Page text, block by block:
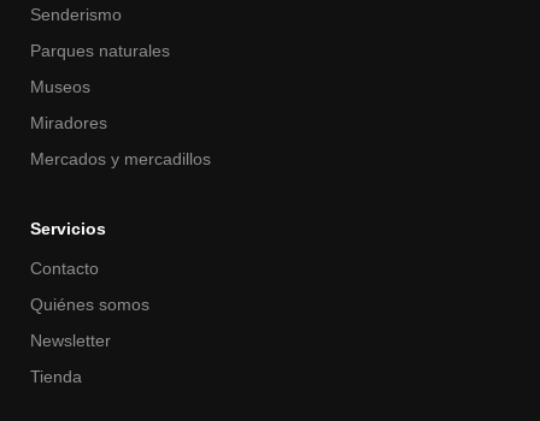
Senderismo
Parques naturales
Museos
Miradores
Mercados y mercadillos
Servicios
Contacto
Quiénes somos
Newsletter
Tienda